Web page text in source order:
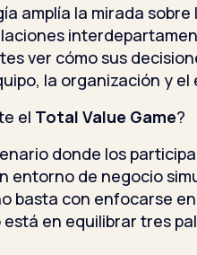
amplía la mirada
ver cómo sus
la organización y el
el Total Value Game?
donde los
entorno de negocio
basta con enfocarse
en equilibrar tres